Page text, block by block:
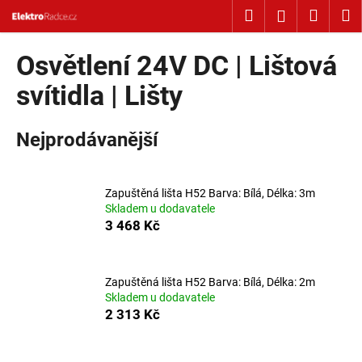
Hledat Přihlášení
Osvětlení 24V DC | Lištová
svítidla | Lišty
Nejprodávanější
Zapuštěná lišta H52 Barva: Bílá, Délka: 3m
Skladem u dodavatele
3 468 Kč
Zapuštěná lišta H52 Barva: Bílá, Délka: 2m
Skladem u dodavatele
2 313 Kč
Košík
C
o
p
o